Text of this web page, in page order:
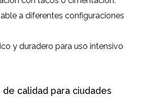
a diferentes configuraciones
y duradero para uso intensivo
calidad para ciudades